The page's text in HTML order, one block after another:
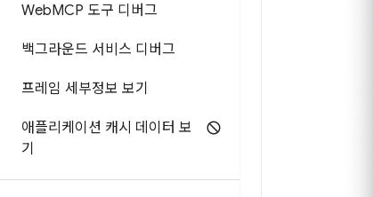
WebMCP 도구 디버그
백그라운드 서비스 디버그
프레임 세부정보 보기
애플리케이션 캐시 데이터 보
기